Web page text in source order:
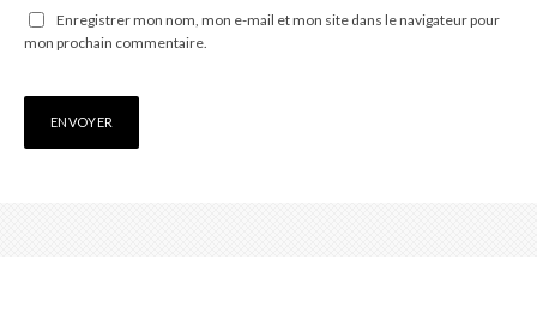
Enregistrer mon nom, mon e-mail et mon site dans le navigateur pour
mon prochain commentaire.